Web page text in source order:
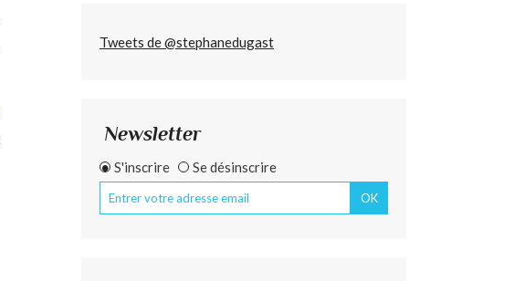
Tweets de @stephanedugast
Newsletter
S'inscrire Se désinscrire